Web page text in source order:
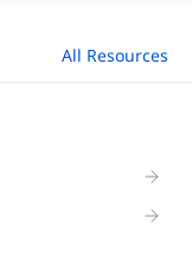
All Resources